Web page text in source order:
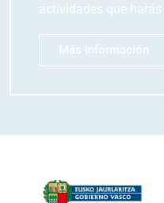
actividades que
Más información